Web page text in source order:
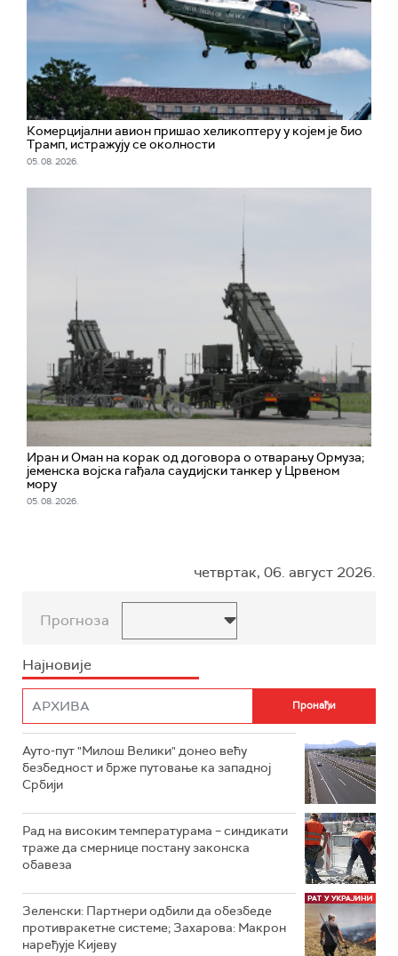
Комерцијални авион пришао хеликоптеру у којем је био
Трамп, истражују се околности
05. 08. 2026.
Иран и Оман на корак од договора о отварању Ормуза;
jеменска војска гађала саудијски танкер у Црвеном
мору
05. 08. 2026.
четвртак, 06. август 2026.
Прогноза
Најновије
Ауто-пут "Милош Велики" донео већу
безбедност и брже путовање ка западној
Србији
Рад на високим температурама – синдикати
траже да смернице постану законска
обавеза
Зеленски: Партнери одбили да обезбеде
противракетне системе; Захарова: Макрон
наређује Кијеву